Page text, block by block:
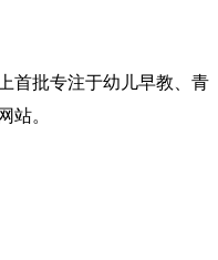
首批专注于幼儿早教、青
站。